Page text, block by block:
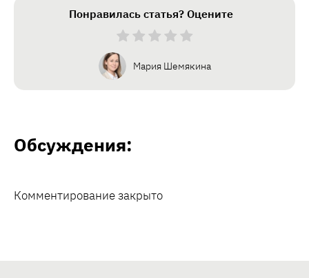
Понравилась статья? Оцените
Мария Шемякина
Обсуждения:
Комментирование закрыто